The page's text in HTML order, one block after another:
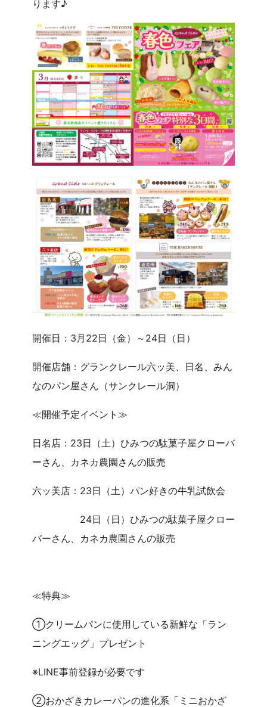
ります♪
開催日：3月22日（金）～24日（日）
開催店舗：グランクレール六ッ美、日名、みん
なのパン屋さん（サンクレール洞）
≪開催予定イベント≫
日名店：23日（土）ひみつの駄菓子屋クローバ
ーさん、カネカ農園さんの販売
六ッ美店：23日（土）パン好きの牛乳試飲会
24日（日）ひみつの駄菓子屋クロー
バーさん、カネカ農園さんの販売
≪特典≫
①クリームパンに使用している新鮮な「ラン
ニングエッグ」プレゼント
※LINE事前登録が必要です
②おかざきカレーパンの進化系「ミニおかざ